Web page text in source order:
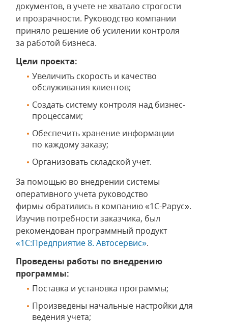
документов, в учете не хватало строгости
и прозрачности. Руководство компании
приняло решение об усилении контроля
за работой бизнеса.
Цели проекта:
Увеличить скорость и качество
обслуживания клиентов;
Создать систему контроля над бизнес-
процессами;
Обеспечить хранение информации
по каждому заказу;
Организовать складской учет.
За помощью во внедрении системы
оперативного учета руководство
фирмы обратились в компанию «1С-Рарус».
Изучив потребности заказчика, был
рекомендован программный продукт
«1С:Предприятие 8. Автосервис».
Проведены работы по внедрению
программы:
Поставка и установка программы;
Произведены начальные настройки для
ведения учета;